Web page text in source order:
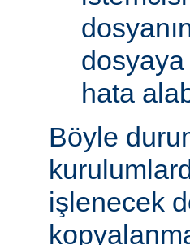
dosyaya
hata
Böyle
işlenecek